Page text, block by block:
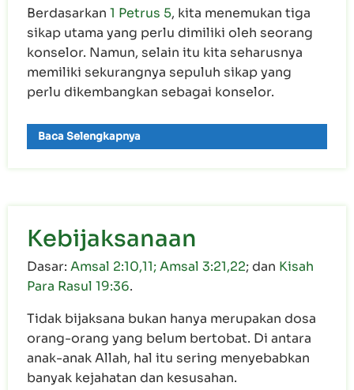
Berdasarkan 1 Petrus 5, kita menemukan tiga
sikap utama yang perlu dimiliki oleh seorang
konselor. Namun, selain itu kita seharusnya
memiliki sekurangnya sepuluh sikap yang
perlu dikembangkan sebagai konselor.
Baca Selengkapnya
Kebijaksanaan
Dasar: Amsal 2:10,11; Amsal 3:21,22; dan Kisah
Para Rasul 19:36.
Tidak bijaksana bukan hanya merupakan dosa
orang-orang yang belum bertobat. Di antara
anak-anak Allah, hal itu sering menyebabkan
banyak kejahatan dan kesusahan.